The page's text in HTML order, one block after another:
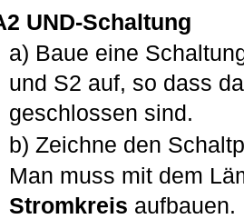
UND-Schaltung
a) Baue eine
und S2 auf, so dass
geschlossen sind.
b) Zeichne den
Man muss mit dem
Stromkreis